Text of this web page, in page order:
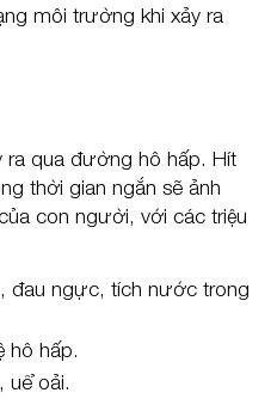
môi trường khi xảy ra
ra qua đường hô hấp. Hít
thời gian ngắn sẽ ảnh
con người, với các triệu
đau ngực, tích nước trong
hô hấp.
uể oải.